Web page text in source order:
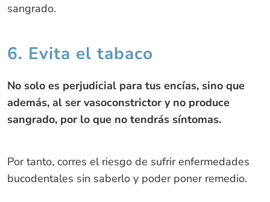
sangrado.
6. Evita el tabaco
No solo es perjudicial para tus encías, sino que
además, al ser vasoconstrictor y no produce
sangrado, por lo que no tendrás síntomas.
Por tanto, corres el riesgo de sufrir enfermedades
bucodentales sin saberlo y poder poner remedio.